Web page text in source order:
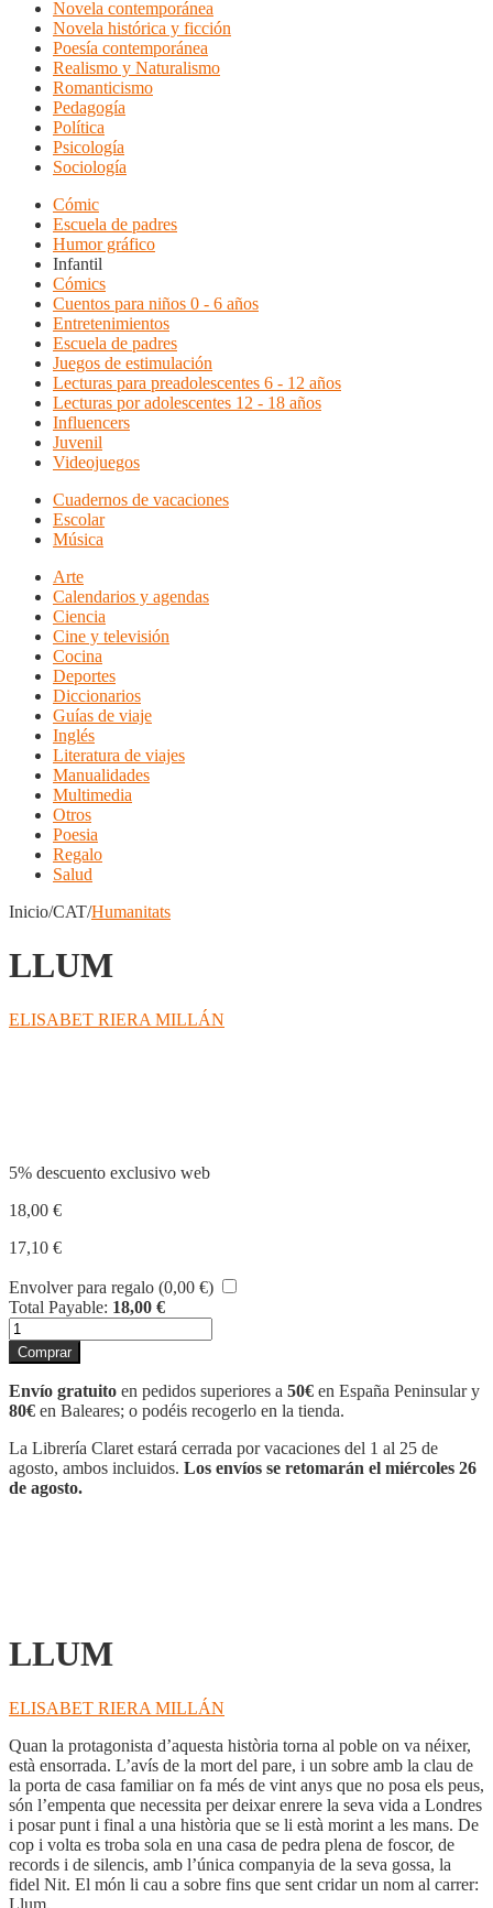
Novela contemporánea
Novela histórica y ficción
Poesía contemporánea
Realismo y Naturalismo
Romanticismo
Pedagogía
Política
Psicología
Sociología
Cómic
Escuela de padres
Humor gráfico
Infantil
Cómics
Cuentos para niños 0 - 6 años
Entretenimientos
Escuela de padres
Juegos de estimulación
Lecturas para preadolescentes 6 - 12 años
Lecturas por adolescentes 12 - 18 años
Influencers
Juvenil
Videojuegos
Cuadernos de vacaciones
Escolar
Música
Arte
Calendarios y agendas
Ciencia
Cine y televisión
Cocina
Deportes
Diccionarios
Guías de viaje
Inglés
Literatura de viajes
Manualidades
Multimedia
Otros
Poesia
Regalo
Salud
Inicio/CAT/Humanitats
LLUM
ELISABET RIERA MILLÁN
5% descuento exclusivo web
18,00 €
17,10 €
Envolver para regalo (0,00 €)
Total Payable: 18,00 €
LLUM
cantidad
Comprar
Envío gratuito en pedidos superiores a 50€ en España Peninsular y
80€ en Baleares; o podéis recogerlo en la tienda.
La Librería Claret estará cerrada por vacaciones del 1 al 25 de
agosto, ambos incluidos. Los envíos se retomarán el miércoles 26
de agosto.
LLUM
ELISABET RIERA MILLÁN
Quan la protagonista d’aquesta història torna al poble on va néixer,
està ensorrada. L’avís de la mort del pare, i un sobre amb la clau de
la porta de casa familiar on fa més de vint anys que no posa els peus,
són l’empenta que necessita per deixar enrere la seva vida a Londres
i posar punt i final a una història que se li està morint a les mans. De
cop i volta es troba sola en una casa de pedra plena de foscor, de
records i de silencis, amb l’única companyia de la seva gossa, la
fidel Nit. El món li cau a sobre fins que sent cridar un nom al carrer:
Llum.